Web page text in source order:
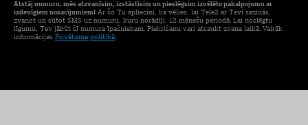
Atstāj numuru, mēs atzvanīsim, izstāstīsim un pieslēgsim izvēlēto pakalpojumu ar
izdevīgiem nosacījumiem! Ar šo Tu apliecini, ka vēlies, lai Tele2 ar Tevi sazinās,
zvanot un sūtot SMS uz numuru, kuru norādīji, 12 mēnešu periodā. Lai noslēgtu
līgumu, Tev jābūt šī numura īpašniekam. Piekrišanu vari atsaukt zvana laikā. Vairāk
informācijas Privātuma politikā.